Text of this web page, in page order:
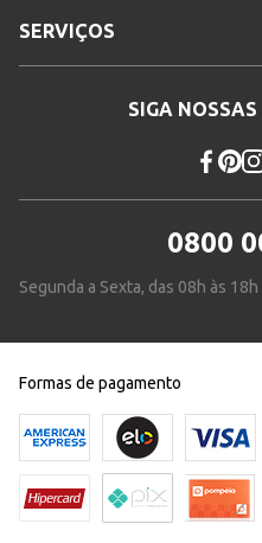
SERVIÇOS
SIGA NOSSAS
0800
Segunda a Sexta, das 08h às
Formas de pagamento